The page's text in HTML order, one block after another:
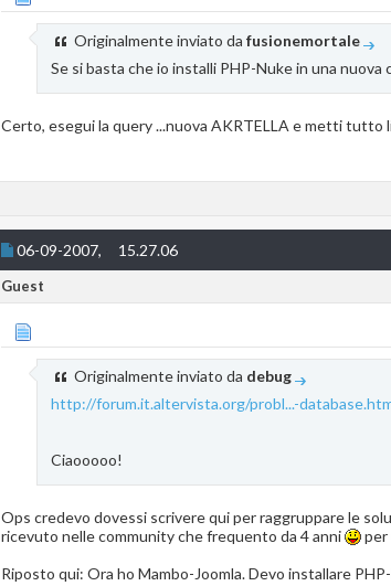
Originalmente inviato da fusionemortale
Se si basta che io installi PHP-Nuke in una
Certo, esegui la query ...nuova AKRTELLA e metti tutto
06-09-2007, 15.27.06
Guest
Originalmente inviato da debug
http://forum.it.altervista.org/probl...-
Ciaooooo!
Ops credevo dovessi scrivere qui per raggruppare le
ricevuto nelle community che frequento da 4 anni
per
Riposto qui: Ora ho Mambo-Joomla. Devo installare